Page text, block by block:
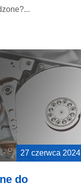
27 czerwca 2024
do